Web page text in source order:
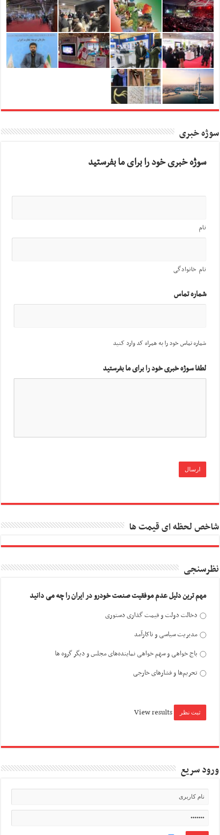
سوژه خبری
سوژه خبری خود را برای ما بفرستید
نام
نام خانوادگی
شماره تماس
شماره تماس خود را به همراه کد وارد کنید
لطفا سوژه خبری خود را برای ما بفرستید
شاخص لحظه ای قیمت ها
نظرسنجی
مهم ترین دلیل عدم موفقیت صنعت خودرو در ایران را چه می دانید
دخالت دولت و قیمت گذاری دستوری
مدیریت سیاسی و ناکارآمد
باج خواهی و سهم خواهی نماینده‌های مجلس و دیگر گروه ها
تحریم‌ها و فشارهای خارجی
View results
ورود سریع